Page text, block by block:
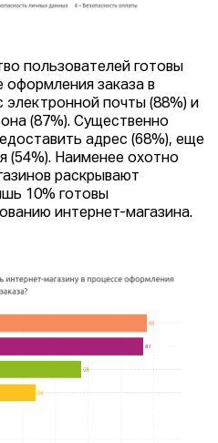
пользователей готовы
оформления заказа в
электронной почты (88%) и
(87%). Существенно
адрес (68%), еще
Наименее охотно
раскрывают
10% готовы
интернет-магазина.